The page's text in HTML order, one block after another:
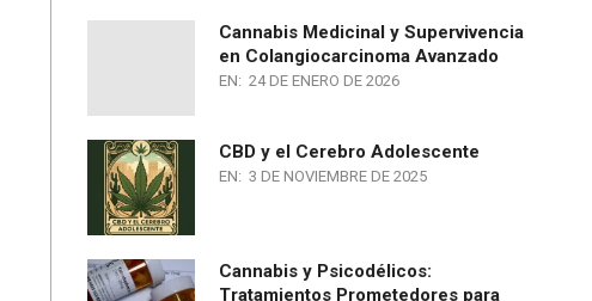
Cannabis Medicinal y Supervivencia
en Colangiocarcinoma Avanzado
EN: 24 DE ENERO DE 2026
CBD y el Cerebro Adolescente
EN: 3 DE NOVIEMBRE DE 2025
Cannabis y Psicodélicos:
Tratamientos Prometedores para